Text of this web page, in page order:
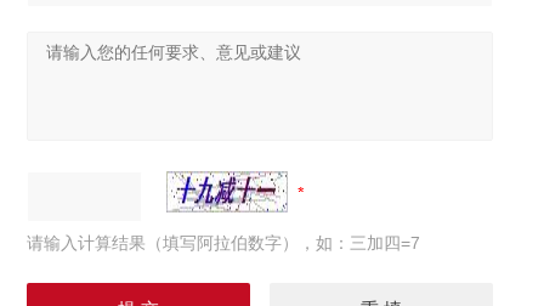
请输入计算结果（填写阿拉伯数字），如：三加四=7